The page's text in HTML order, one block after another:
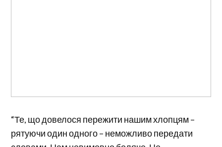
“Те, що довелося пережити нашим хлопцям –
рятуючи один одного – неможливо передати